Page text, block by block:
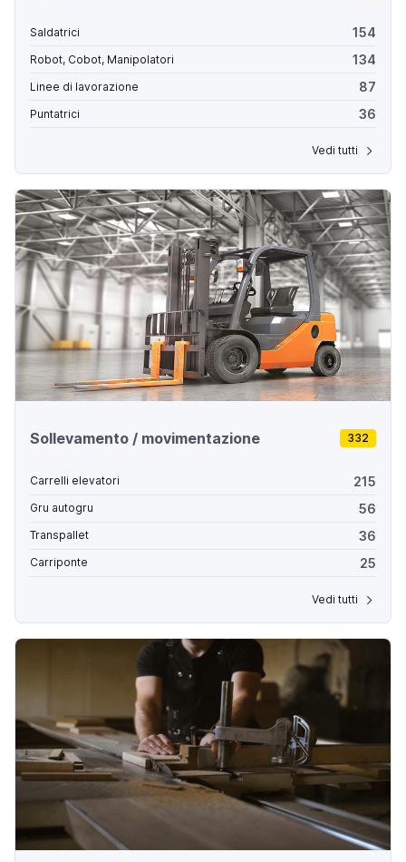
Saldatrici 154
Robot, Cobot, Manipolatori 134
Linee di lavorazione 87
Puntatrici 36
Vedi tutti
Sollevamento / movimentazione 332
Carrelli elevatori 215
Gru autogru 56
Transpallet 36
Carriponte 25
Vedi tutti